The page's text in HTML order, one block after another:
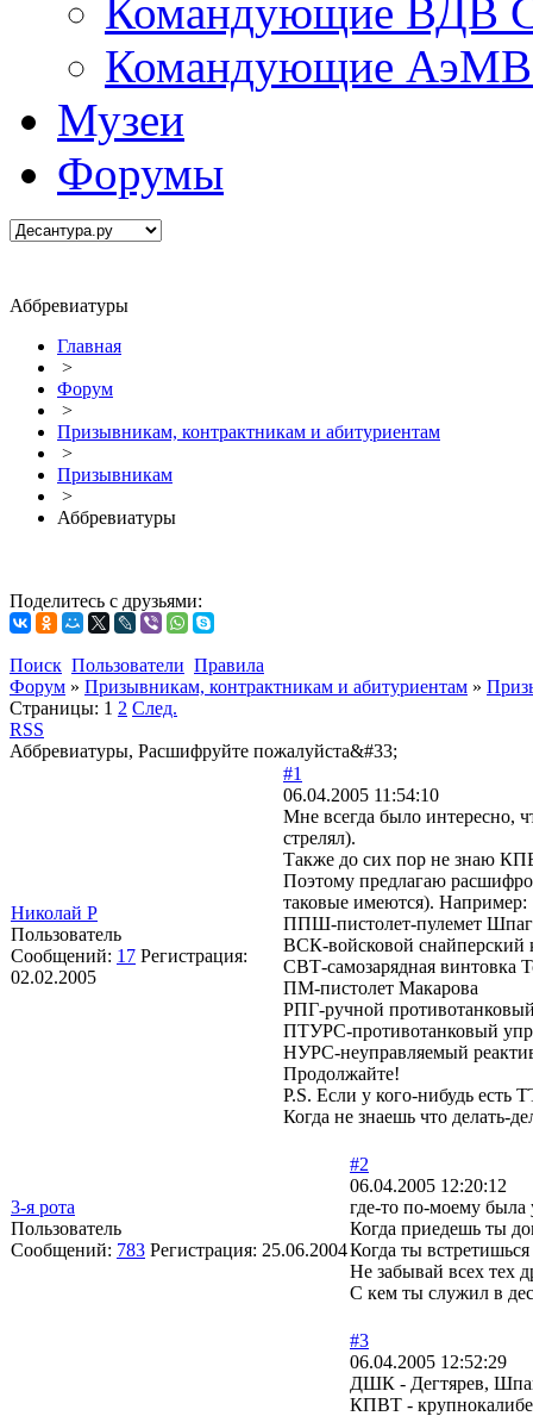
Командующие ВДВ
Командующие АэМВ
Музеи
Форумы
Аббревиатуры
Главная
>
Форум
>
Призывникам, контрактникам и абитуриентам
>
Призывникам
>
Аббревиатуры
Поделитесь с друзьями:
Поиск Пользователи Правила
Форум » Призывникам, контрактникам и абитуриентам »
Страницы: 1 2 След.
RSS
Аббревиатуры, Расшифруйте пожалуйста&#33;
Николай Р
Пользователь
Сообщений: 17 Регистрация:
02.02.2005
#1
06.04.2005 11:54:10
Мне всегда было интересно,
стрелял).
Также до сих пор не знаю
Поэтому предлагаю
таковые имеются). Например:
ППШ-пистолет-пулемет
ВСК-войсковой снайперский
СВТ-самозарядная винтовка
ПМ-пистолет Макарова
РПГ-ручной
ПТУРС-противотанковый
НУРС-неуправляемый
Продолжайте!
P.S. Если у кого-нибудь
Когда не знаешь что делать-
3-я рота
Пользователь
Сообщений: 783 Регистрация: 25.06.2004
#2
06.04.2005 12:20:12
где-то по-моему была
Когда приедешь ты
Когда ты встретишься
Не забывай всех тех
С кем ты служил в
#3
06.04.2005 12:52:29
ДШК - Дегтярев,
КПВТ -